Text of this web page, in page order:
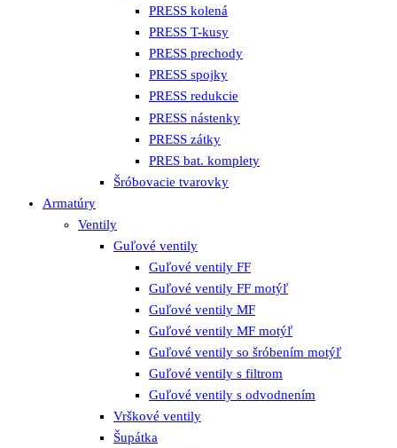
PRESS kolená
PRESS T-kusy
PRESS prechody
PRESS spojky
PRESS redukcie
PRESS nástenky
PRESS zátky
PRES bat. komplety
Šróbovacie tvarovky
Armatúry
Ventily
Guľové ventily
Guľové ventily FF
Guľové ventily FF motýľ
Guľové ventily MF
Guľové ventily MF motýľ
Guľové ventily so šróbením motýľ
Guľové ventily s filtrom
Guľové ventily s odvodnením
Vrškové ventily
Šupátka